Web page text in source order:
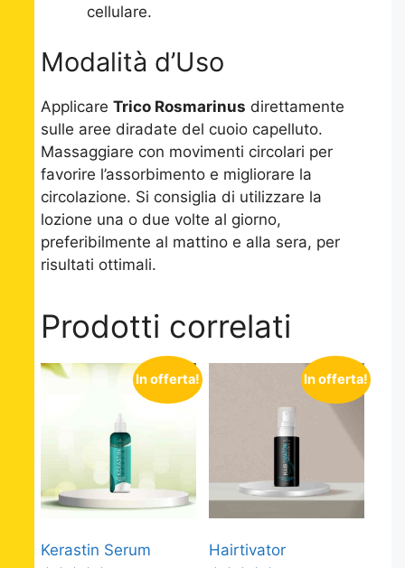
cellulare.
Modalità d’Uso
Applicare Trico Rosmarinus direttamente
sulle aree diradate del cuoio capelluto.
Massaggiare con movimenti circolari per
favorire l’assorbimento e migliorare la
circolazione. Si consiglia di utilizzare la
lozione una o due volte al giorno,
preferibilmente al mattino e alla sera, per
risultati ottimali.
Prodotti correlati
In offerta!
Kerastin Serum
In offerta!
Hairtivator